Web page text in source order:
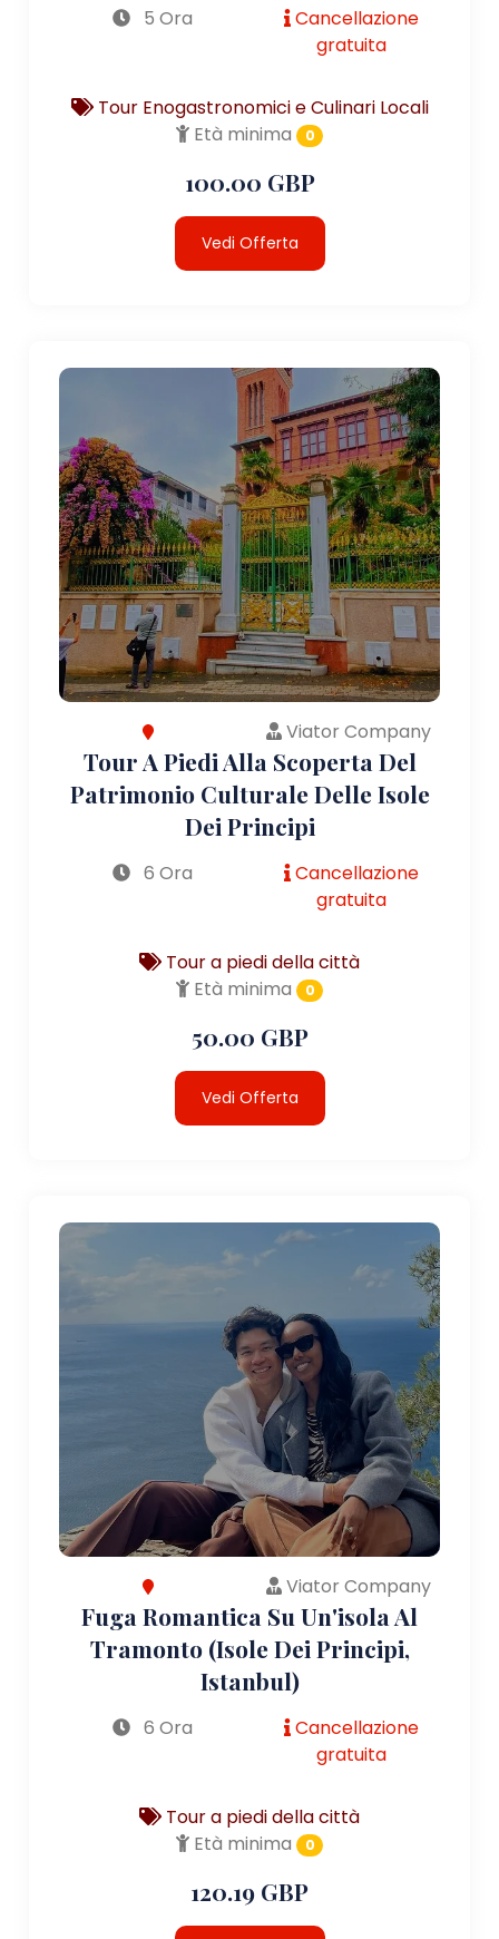
5 Ora
Cancellazione
gratuita
Tour Enogastronomici e Culinari Locali
Età minima
0
100.00 GBP
Vedi Offerta
Viator Company
Tour A Piedi Alla Scoperta Del
Patrimonio Culturale Delle Isole
Dei Principi
6 Ora
Cancellazione
gratuita
Tour a piedi della città
Età minima
0
50.00 GBP
Vedi Offerta
Viator Company
Fuga Romantica Su Un'isola Al
Tramonto (Isole Dei Principi,
Istanbul)
6 Ora
Cancellazione
gratuita
Tour a piedi della città
Età minima
0
120.19 GBP